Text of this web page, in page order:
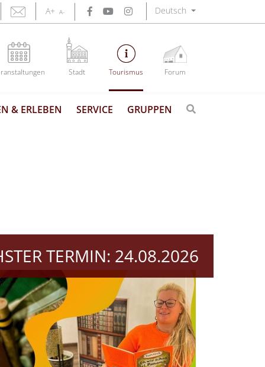
A+ A- Deutsch
Stadt Tourismus Forum
& ERLEBEN SERVICE GRUPPEN
TERMIN: 24.08.2026